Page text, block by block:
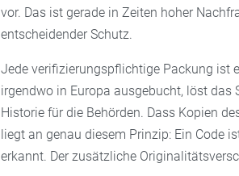
vor. Das ist gerade in Zeiten hoher
entscheidender Schutz.
Jede verifizierungspflichtige Packung ist
irgendwo in Europa ausgebucht, löst
Historie für die Behörden. Dass Kopien
liegt an genau diesem Prinzip: Ein Code
erkannt. Der zusätzliche